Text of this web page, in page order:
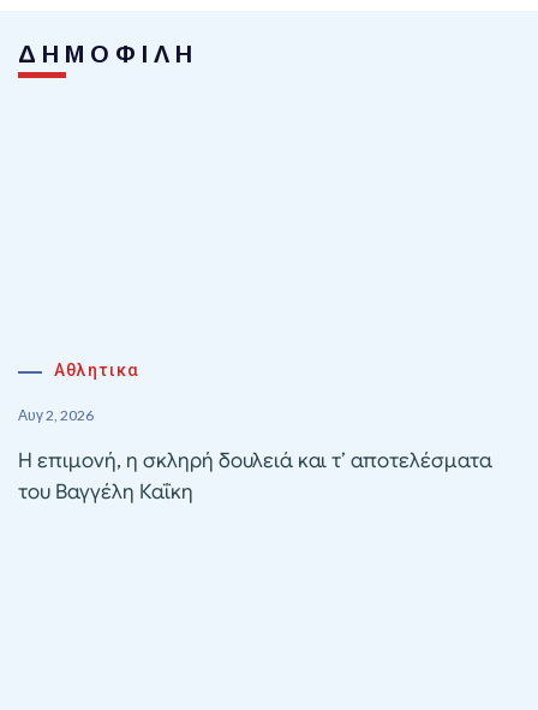
ΔΗΜΟΦΙΛΗ
Αθλητικα
Αυγ 2, 2026
Η επιμονή, η σκληρή δουλειά και τ’ αποτελέσματα
του Βαγγέλη Καΐκη